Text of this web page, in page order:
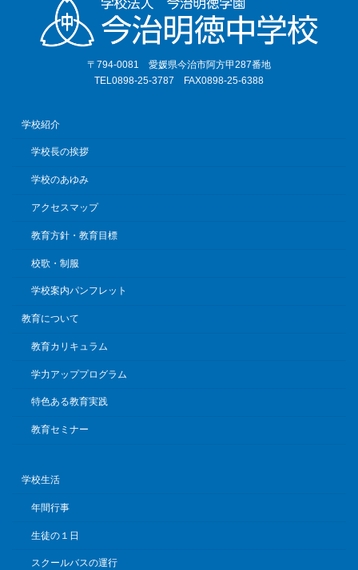
〒794-0081 愛媛県今治市阿方甲287番地
TEL0898-25-3787 FAX0898-25-6388
学校紹介
学校長の挨拶
学校のあゆみ
アクセスマップ
教育方針・教育目標
校歌・制服
学校案内パンフレット
教育について
教育カリキュラム
学力アッププログラム
特色ある教育実践
教育セミナー
学校生活
年間行事
生徒の１日
スクールバスの運行